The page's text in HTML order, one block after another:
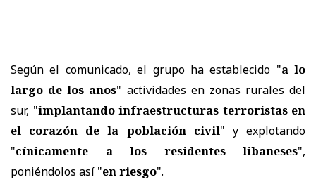
Según el comunicado, el grupo ha establecido "a lo
largo de los años" actividades en zonas rurales del
sur, "implantando infraestructuras terroristas en
el corazón de la población civil" y explotando
"cínicamente a los residentes libaneses",
poniéndolos así "en riesgo".